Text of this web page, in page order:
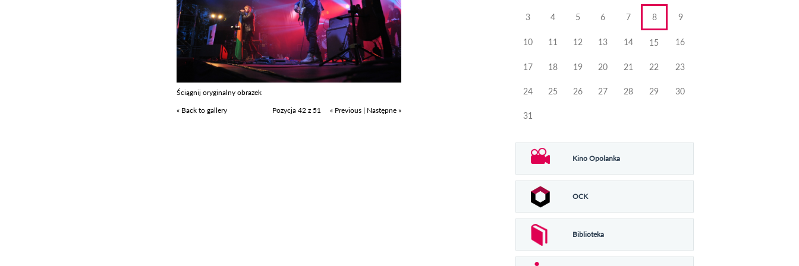
Ściągnij oryginalny obrazek
« Back to gallery
Pozycja 42 z 51 « Previous | Następne »
3 4 5 6 7 8 9
10 11 12 13 14 15 16
17 18 19 20 21 22 23
24 25 26 27 28 29 30
31
Kino Opolanka
OCK
Biblioteka